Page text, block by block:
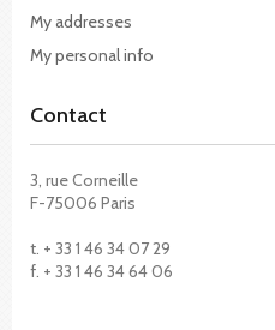
My addresses
My personal info
Contact
3, rue Corneille
F-75006 Paris
t. + 33 1 46 34 07 29
f. + 33 1 46 34 64 06